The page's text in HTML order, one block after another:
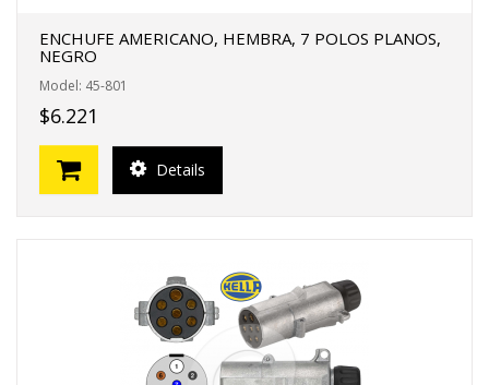
ENCHUFE AMERICANO, HEMBRA, 7 POLOS PLANOS,
NEGRO
Model: 45-801
$6.221
Details